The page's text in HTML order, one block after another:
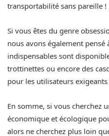
transportabilité sans pareille !
Si vous êtes du genre
nous avons également pensé
indispensables sont
trottinettes ou encore des
pour les utilisateurs
En somme, si vous cherchez
économique et écologique
alors ne cherchez plus loin